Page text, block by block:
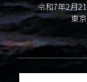
令和7年2月
東